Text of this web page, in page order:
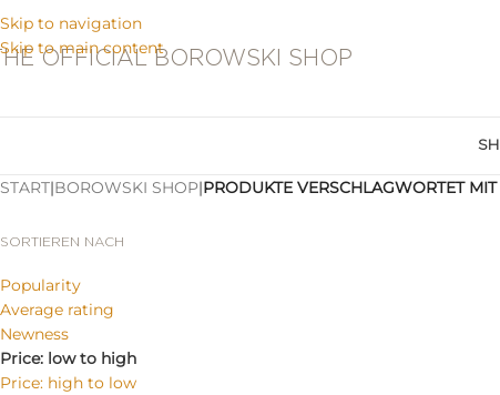
Skip to navigation
Skip to main content
OFFICIAL BOROWSKI SHOP
START|BOROWSKI SHOP|PRODUKTE VERSCHLAGWORTET MIT
SORTIEREN NACH
Popularity
Average rating
Newness
Price: low to high
Price: high to low